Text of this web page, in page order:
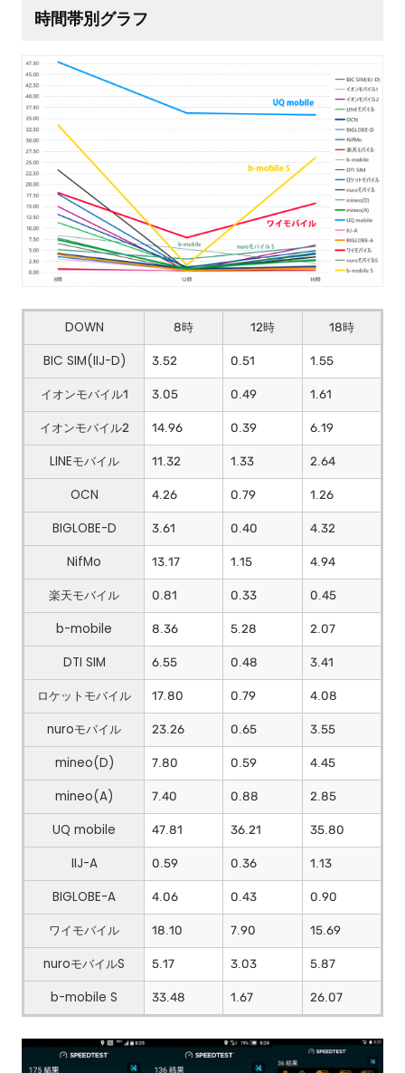
時間帯別グラフ
DOWN 8時 12時
18時
BIC SIM(IIJ-D)
3.52 0.51
1.55
イオンモバイル1
3.05 0.49
1.61
イオンモバイル2
14.96 0.39
6.19
LINEモバイル
11.32 1.33
2.64
OCN
4.26 0.79
1.26
BIGLOBE-D
3.61 0.40
4.32
NifMo
13.17 1.15
4.94
楽天モバイル
0.81 0.33
0.45
b-mobile
8.36 5.28
2.07
DTI SIM
6.55 0.48
3.41
ロケットモバイル
17.80 0.79
4.08
nuroモバイル
23.26 0.65
3.55
mineo(D)
7.80 0.59
4.45
mineo(A)
7.40 0.88
2.85
UQ mobile
47.81 36.21
35.80
IIJ-A
0.59 0.36
1.13
BIGLOBE-A
4.06 0.43
0.90
ワイモバイル
18.10 7.90
15.69
nuroモバイルS
5.17 3.03
5.87
b-mobile S
33.48 1.67 26.07